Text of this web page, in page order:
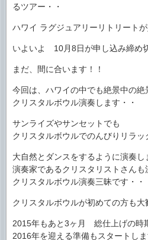
るツアー・・
ハワイ ラグジュアリーリトリートが
いよいよ 10月8日が申し込み締め
まだ、間に合います！！
今回は、ハワイの中でも絶景中の絶
クリスタルボウル演奏します・・
サンライズやサンセットでも
クリスタルボウルでのんびりリラッ
大自然とダンスをするように演奏し
演奏家であるクリスタリストさんも
クリスタルボウル演奏三昧です・・
クリスタルボウルが初めての方も大
2015年もあと3ヶ月 総仕上げの時
2016年を迎える準備もスタートしま